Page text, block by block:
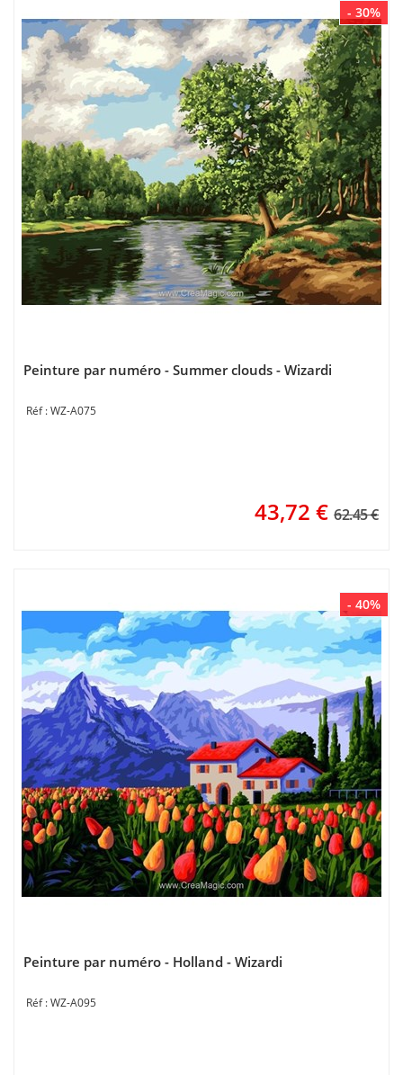
- 30%
Peinture par numéro - Summer clouds - Wizardi
WZ-A075
43,72 € 62.45 €
- 40%
Peinture par numéro - Holland - Wizardi
WZ-A095